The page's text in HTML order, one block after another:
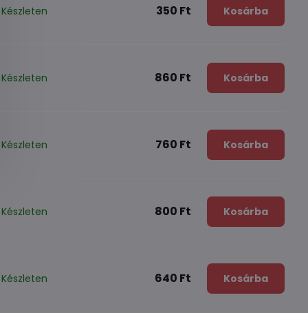
Készleten 350 Ft Kosárba
Készleten 860 Ft Kosárba
Készleten 760 Ft Kosárba
Készleten 800 Ft Kosárba
Készleten 640 Ft Kosárba